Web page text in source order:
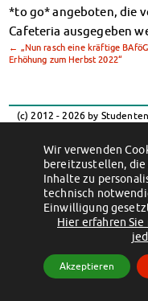
MensaFeedback
Wohnen
Wohnheime in
MIT einander – FÜR
Wohnheimtutoren
Schadensmeldung
Wohnen-FAQ
Dokumente
Soziales & Beratung
*to go* angeboten, die
Cafeteria ausgegeben
← „Nun rasch eine kräftige
Erhöhung zum Herbst 2022“
(c) 2012 - 2026 by
Facebook
Impressum
Wir verwenden
bereitzustellen, die
Inhalte zu
technisch
Einwilligung
Hier erfahren
Akzeptieren